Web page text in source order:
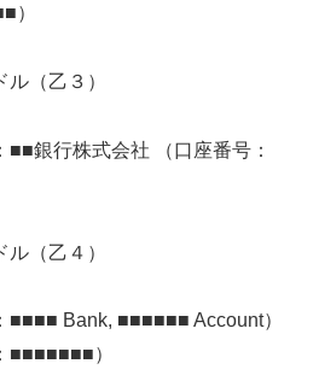
）
（乙３）
銀行株式会社 （口座番号：
（乙４）
Bank, ■■■■■■ Account）
■■■■■■■）